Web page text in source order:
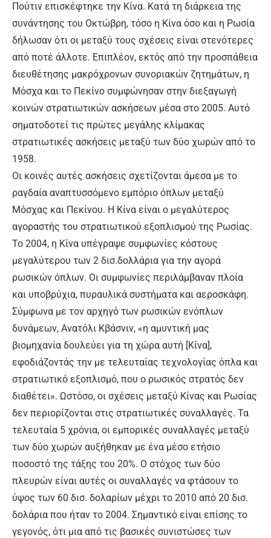
Πούτιν επισκέφτηκε την Κίνα. Κατά τη διάρκεια της
συνάντησης του Οκτώβρη, τόσο η Κίνα όσο και η Ρωσία
δήλωσαν ότι οι μεταξύ τους σχέσεις είναι στενότερες
από ποτέ άλλοτε. Επιπλέον, εκτός από την προσπάθεια
διευθέτησης μακρόχρονων συνοριακών ζητημάτων, η
Μόσχα και το Πεκίνο συμφώνησαν στην διεξαγωγή
κοινών στρατιωτικών ασκήσεων μέσα στο 2005. Αυτό
σηματοδοτεί τις πρώτες μεγάλης κλίμακας
στρατιωτικές ασκήσεις μεταξύ των δύο χωρών από το
1958.
Οι κοινές αυτές ασκήσεις σχετίζονται άμεσα με το
ραγδαία αναπτυσσόμενο εμπόριο όπλων μεταξύ
Μόσχας και Πεκίνου. Η Κίνα είναι ο μεγαλύτερος
αγοραστής του στρατιωτικού εξοπλισμού της Ρωσίας.
Το 2004, η Κίνα υπέγραψε συμφωνίες κόστους
μεγαλύτερου των 2 δισ.δολλάρια για την αγορά
ρωσικών όπλων. Οι συμφωνίες περιλάμβαναν πλοία
και υποβρύχια, πυραυλικά συστήματα και αεροσκάφη.
Σύμφωνα με τον αρχηγό των ρωσικών ενόπλων
δυνάμεων, Ανατόλι Κβάσνιν, «η αμυντική μας
βιομηχανία δουλεύει για τη χώρα αυτή [Κίνα],
εφοδιάζοντάς την με τελευταίας τεχνολογίας όπλα και
στρατιωτικό εξοπλισμό, που ο ρωσικός στρατός δεν
διαθέτει». Ωστόσο, οι σχέσεις μεταξύ Κίνας και Ρωσίας
δεν περιορίζονται στις στρατιωτικές συναλλαγές. Τα
τελευταία 5 χρόνια, οι εμπορικές συναλλαγές μεταξύ
των δύο χωρών αυξήθηκαν με ένα μέσο ετήσιο
ποσοστό της τάξης του 20%. Ο στόχος των δύο
πλευρών είναι αυτές οι συναλλαγές να φτάσουν το
ύψος των 60 δισ. δολαρίων μέχρι το 2010 από 20 δισ.
δολάρια που ήταν το 2004. Σημαντικό είναι επίσης το
γεγονός, ότι μια από τις βασικές συνιστώσες των